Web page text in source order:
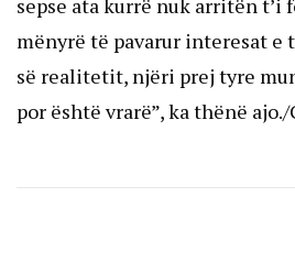
sepse ata kurrë nuk arritën t’i
mënyrë të pavarur interesat e
së realitetit, njëri prej tyre
por është vrarë”, ka thënë